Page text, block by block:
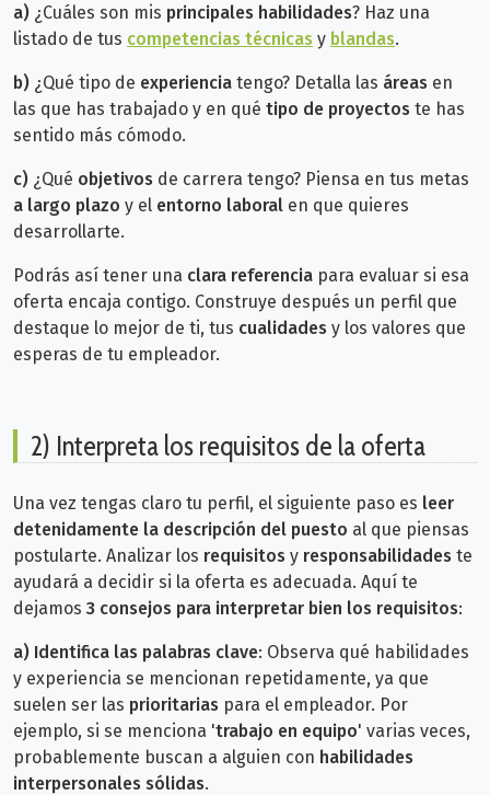
a) ¿Cuáles son mis principales habilidades? Haz una
listado de tus competencias técnicas y blandas.
b) ¿Qué tipo de experiencia tengo? Detalla las áreas en
las que has trabajado y en qué tipo de proyectos te has
sentido más cómodo.
c) ¿Qué objetivos de carrera tengo? Piensa en tus metas
a largo plazo y el entorno laboral en que quieres
desarrollarte.
Podrás así tener una clara referencia para evaluar si esa
oferta encaja contigo. Construye después un perfil que
destaque lo mejor de ti, tus cualidades y los valores que
esperas de tu empleador.
2) Interpreta los requisitos de la oferta
Una vez tengas claro tu perfil, el siguiente paso es leer
detenidamente la descripción del puesto al que piensas
postularte. Analizar los requisitos y responsabilidades te
ayudará a decidir si la oferta es adecuada. Aquí te
dejamos 3 consejos para interpretar bien los requisitos:
a) Identifica las palabras clave: Observa qué habilidades
y experiencia se mencionan repetidamente, ya que
suelen ser las prioritarias para el empleador. Por
ejemplo, si se menciona 'trabajo en equipo' varias veces,
probablemente buscan a alguien con habilidades
interpersonales sólidas.